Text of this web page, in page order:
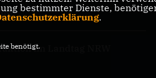
im Landtag NRW
bestimmter Dienste,
.
benötigt.